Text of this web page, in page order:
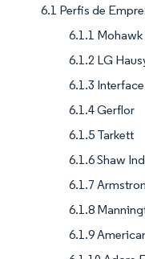
6.1 Perfis de
6.1.1
6.1.2 LG
6.1.3 Interface
6.1.4 Gerflor
6.1.5 Tarkett
6.1.6 Shaw
6.1.7
6.1.8
6.1.9